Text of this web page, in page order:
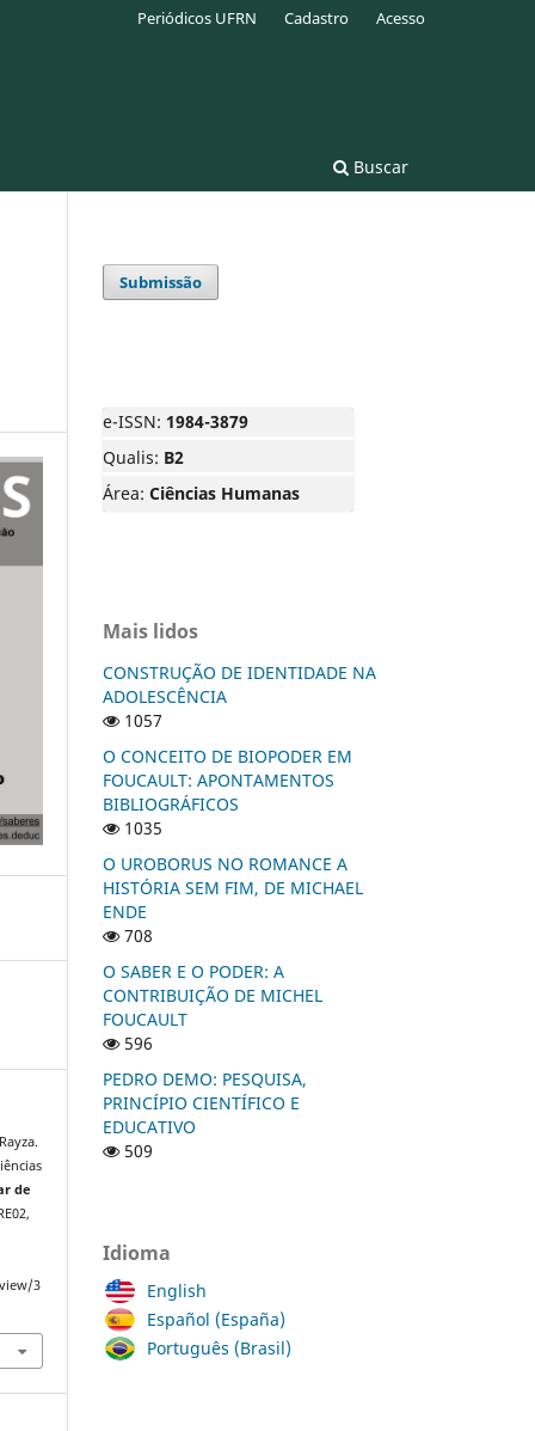
Buscar
Periódicos UFRN Cadastro Acesso
de
3
Submissão
e-ISSN: 1984-3879
Qualis: B2
Área: Ciências Humanas
Mais lidos
CONSTRUÇÃO DE IDENTIDADE NA
ADOLESCÊNCIA
1057
O CONCEITO DE BIOPODER EM
FOUCAULT: APONTAMENTOS
BIBLIOGRÁFICOS
1035
O UROBORUS NO ROMANCE A
HISTÓRIA SEM FIM, DE MICHAEL
ENDE
708
O SABER E O PODER: A
CONTRIBUIÇÃO DE MICHEL
FOUCAULT
596
PEDRO DEMO: PESQUISA,
PRINCÍPIO CIENTÍFICO E
EDUCATIVO
509
Idioma
English
Español (España)
Português (Brasil)